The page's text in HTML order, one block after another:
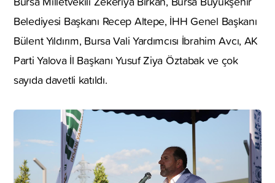
Belediyesi Başkanı Recep Altepe, İHH Genel Başkanı
Bülent Yıldırım, Bursa Vali Yardımcısı İbrahim Avcı, AK
Parti Yalova İl Başkanı Yusuf Ziya Öztabak ve çok
sayıda davetli katıldı.